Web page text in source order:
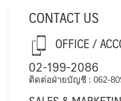
CONTACT US
OFFICE /
02-199-2086
ติดต่อฝ่ายบัญชี : 062-